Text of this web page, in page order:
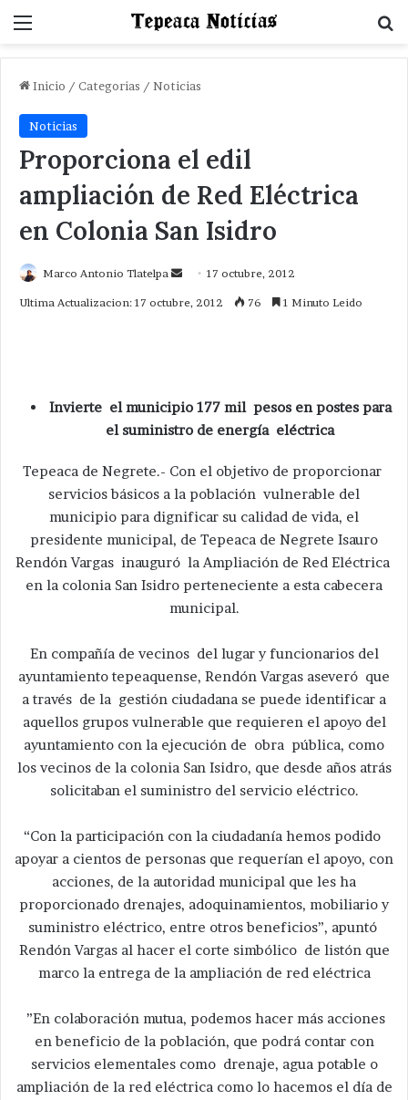
Menu
Inicio / Categorias / Noticias
Noticias
Proporciona el edil
ampliación de Red Eléctrica
en Colonia San Isidro
Marco Antonio Tlatelpa
Send17 octubre, 2012
Ultima Actualizacion: 17 octubre, 2012 76 1 Minuto Leido
Invierte el municipio 177 mil pesos en postes para
el suministro de energía eléctrica
Tepeaca de Negrete.- Con el objetivo de proporcionar
servicios básicos a la población vulnerable del
municipio para dignificar su calidad de vida, el
presidente municipal, de Tepeaca de Negrete Isauro
Rendón Vargas inauguró la Ampliación de Red Eléctrica
en la colonia San Isidro perteneciente a esta cabecera
municipal.
En compañía de vecinos del lugar y funcionarios del
ayuntamiento tepeaquense, Rendón Vargas aseveró que
a través de la gestión ciudadana se puede identificar a
aquellos grupos vulnerable que requieren el apoyo del
ayuntamiento con la ejecución de obra pública, como
los vecinos de la colonia San Isidro, que desde años atrás
solicitaban el suministro del servicio eléctrico.
“Con la participación con la ciudadanía hemos podido
apoyar a cientos de personas que requerían el apoyo, con
acciones, de la autoridad municipal que les ha
proporcionado drenajes, adoquinamientos, mobiliario y
suministro eléctrico, entre otros beneficios”, apuntó
Rendón Vargas al hacer el corte simbólico de listón que
marco la entrega de la ampliación de red eléctrica
”En colaboración mutua, podemos hacer más acciones
en beneficio de la población, que podrá contar con
servicios elementales como drenaje, agua potable o
ampliación de la red eléctrica como lo hacemos el día de